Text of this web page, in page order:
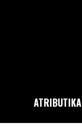
ATRIBUTIKA